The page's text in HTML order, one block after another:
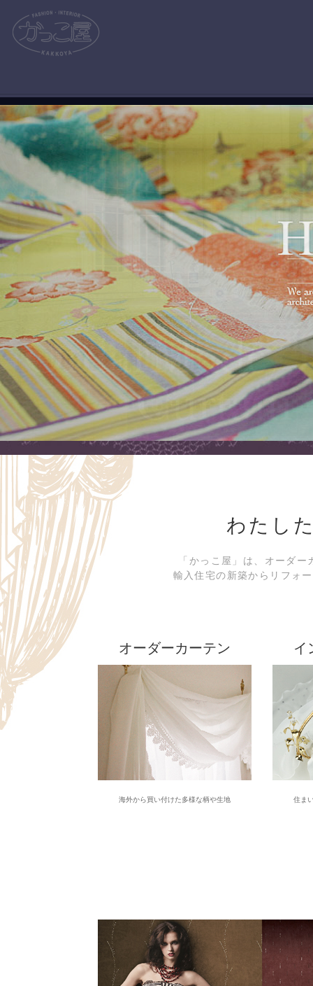
わたし
「かっこ屋」は、オーダ
輸入住宅の新築からリフォ
オーダーカーテン
海外から買い付けた多様な柄や生地
イ
住ま